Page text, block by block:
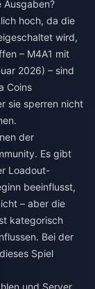
Ausgaben?
hoch, da die
wird,
– M4A1 mit
2026) – sind
Coins
sie sperren nicht
der
Es gibt
Loadout-
beeinflusst,
– aber die
kategorisch
Bei der
Spiel
und Server